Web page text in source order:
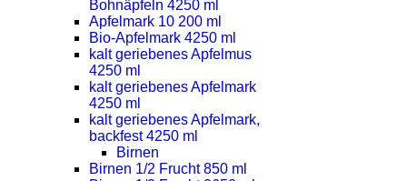
Bohnäpfeln 4250 ml
Apfelmark 10 200 ml
Bio-Apfelmark 4250 ml
kalt geriebenes Apfelmus
4250 ml
kalt geriebenes Apfelmark
4250 ml
kalt geriebenes Apfelmark,
backfest 4250 ml
Birnen
Birnen 1/2 Frucht 850 ml